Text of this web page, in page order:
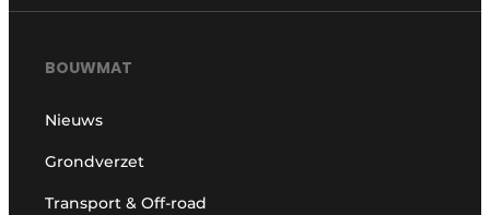
BOUWMAT
Nieuws
Grondverzet
Transport & Off-road